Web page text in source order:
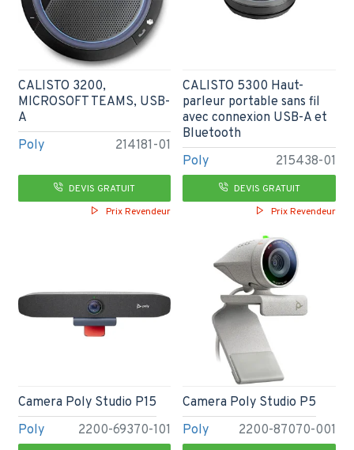
Poly 214181-01
CALISTO 3200,
MICROSOFT TEAMS, USB-
A
DEVIS GRATUIT
Prix Revendeur
Poly 215438-01
CALISTO 5300 Haut-
parleur portable sans fil
avec connexion USB-A et
Bluetooth
DEVIS GRATUIT
Prix Revendeur
Poly 2200-69370-101
Camera Poly Studio P15
Poly 2200-87070-001
Camera Poly Studio P5